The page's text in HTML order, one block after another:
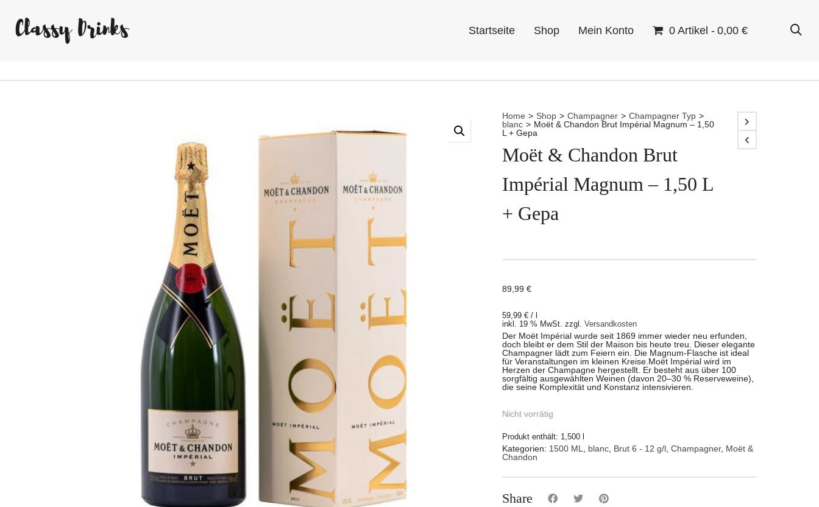
Startseite Shop Mein Konto 0 Artikel 0,00 €
Home > Shop > Champagner > Champagner Typ >
blanc > Moët & Chandon Brut Impérial Magnum – 1,50
L + Gepa
Moët & Chandon Brut
Impérial Magnum – 1,50 L
+ Gepa
89,99 €
59,99 €/
inkl. 19 % MwSt. zzgl. Versandkosten
Der Moët Impérial wurde seit 1869 immer wieder neu erfunden,
doch bleibt er dem Stil der Maison bis heute treu. Dieser elegante
Champagner lädt zum Feiern ein. Die Magnum-Flasche ist ideal
für Veranstaltungen im kleinen Kreise.Moët Impérial wird im
Herzen der Champagne hergestellt. Er besteht aus über 100
sorgfältig ausgewählten Weinen (davon 20–30 % Reserveweine),
die seine Komplexität und Konstanz intensivieren.
Nicht vorrätig
Produkt enthält: 1,500
Kategorien: 1500 ML, blanc, Brut 6 - 12 g/l, Champagner, Moët &
Chandon
Share